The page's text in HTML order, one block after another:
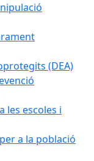
(DEA)
les escoles i
a la població